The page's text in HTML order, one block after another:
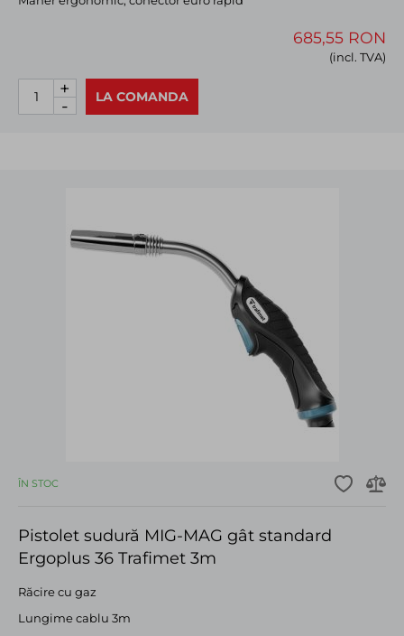
685,55 RON
(incl. TVA)
LA COMANDA
+
-
ÎN STOC
Pistolet sudură MIG-MAG gât standard
Ergoplus 36 Trafimet 3m
Răcire cu gaz
Lungime cablu 3m